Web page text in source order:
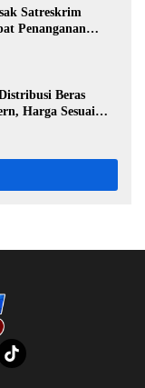
Satreskrim
Penanganan
Beras
Harga Sesuai